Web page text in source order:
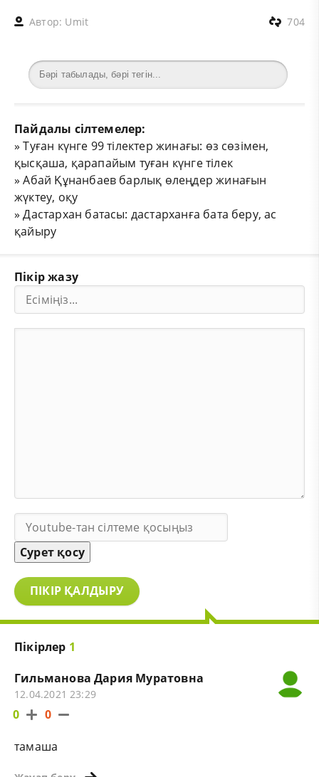
Автор: Umit 704
Пайдалы сілтемелер:
»Туған күнге 99 тілектер жинағы: өз сөзімен,
қысқаша, қарапайым туған күнге тілек
»Абай Құнанбаев барлық өлеңдер жинағын
жүктеу, оқу
»Дастархан батасы: дастарханға бата беру, ас
қайыру
Пікір жазу
Сурет қосу
ПІКІР ҚАЛДЫРУ
Пікірлер 1
Гильманова Дария Муратовна
12.04.2021 23:29
0 0
тамаша